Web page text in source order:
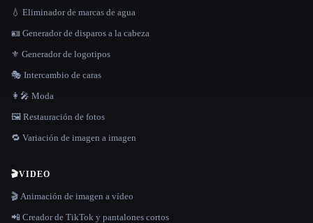
💧 Eliminador de marcas de agua
🪪 Generador de disparos a la cabeza
⚜️ Generador de logotipos
🎭 Intercambio de caras
👩‍🎤 Moda
🖼️ Restauración de fotos
🔁 Variación de imagen a imagen
🎬VIDEO
🎬 Animación de imagen a vídeo
📲 Creador de TikTok y pantalones cortos